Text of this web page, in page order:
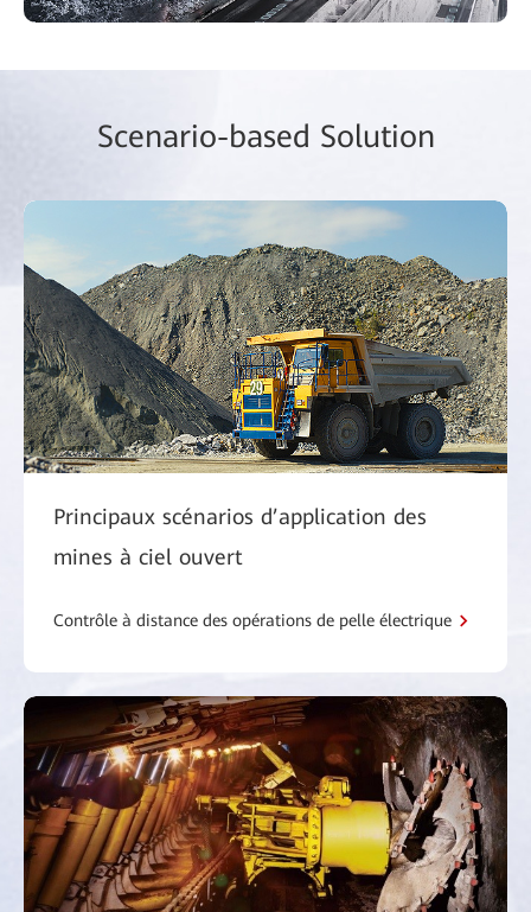
Scenario-based Solution
Principaux scénarios d’application des
mines à ciel ouvert
Contrôle à distance des opérations de pelle électrique